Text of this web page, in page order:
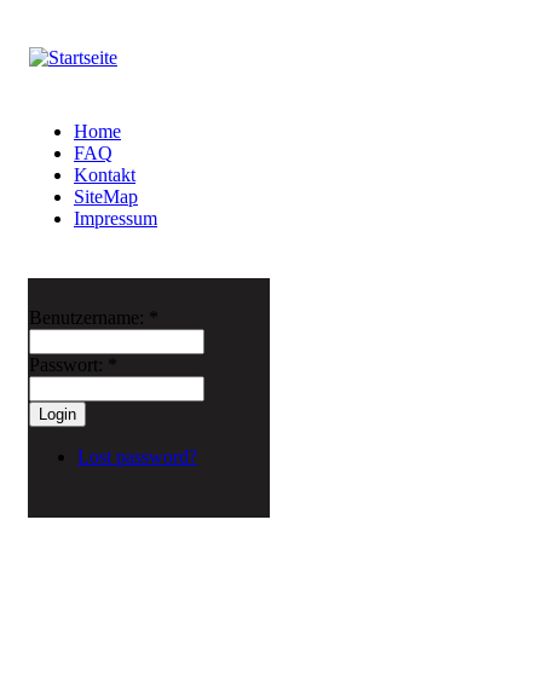
Home
FAQ
Kontakt
SiteMap
Impressum
Benutzername: *
Passwort: *
Lost password?